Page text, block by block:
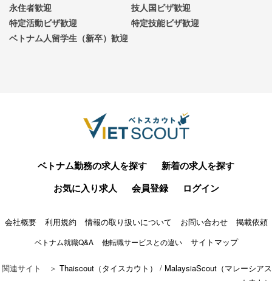
永住者歓迎
技人国ビザ歓迎
特定活動ビザ歓迎
特定技能ビザ歓迎
ベトナム人留学生（新卒）歓迎
ベトナム勤務の求人を探す
新着の求人を探す
お気に入り求人
会員登録 ログイン
会社概要 利用規約 情報の取り扱いについて お問い合わせ 掲載依頼
ベトナム就職Q&A 他転職サービスとの違い サイトマップ
関連サイト ＞ Thaiscout（タイスカウト） / MalaysiaScout（マレーシアス